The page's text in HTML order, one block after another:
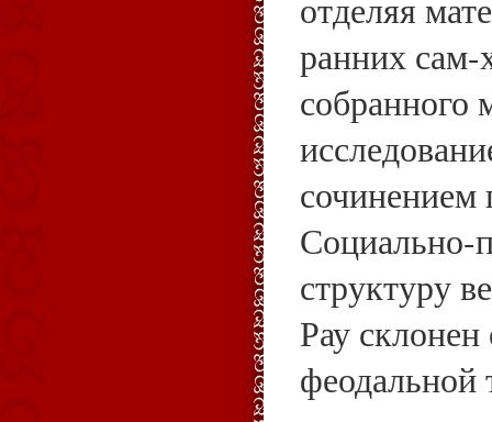
отделяя
ранних сам-
собранного
сочинением
Социально-
структуру
Рау склонен
феодальной